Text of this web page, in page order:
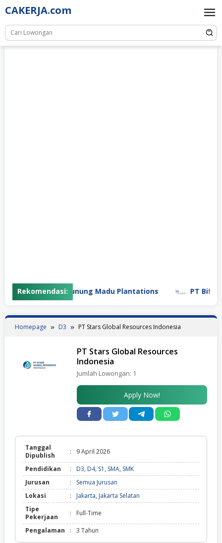
Skip
to
content
CAKERJA.com
Rekomendasi:
PT Gunung Madu Plantations PT Bifarma
Homepage D3 PT Stars Global Resources Indonesia
PT Stars Global Resources
Indonesia
Jumlah Lowongan: 1
Apply Now!
Tanggal
Dipublish
: 9 April 2026
Pendidikan : D3, D4, S1 , SMA, SMK
Jurusan
:
Semua Jurusan
Lokasi
: Jakarta, Jakarta Selatan
Tipe
Pekerjaan
: Full-Time
Pengalaman : 3 Tahun